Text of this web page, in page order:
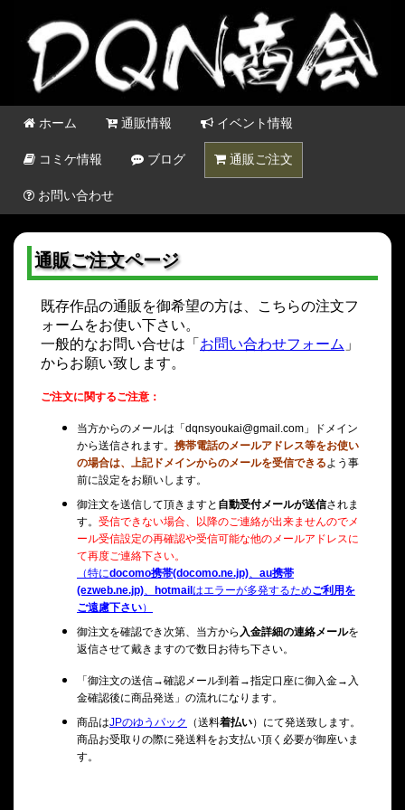
ホーム 通販情報 イベント情報
コミケ情報 ブログ 通販ご注文
お問い合わせ
通販ご注文ページ
既存作品の通販を御希望の方は、こちらの注文フ
ォームをお使い下さい。
一般的なお問い合せは「 お問い合わせフォーム 」
からお願い致します。
ご注文に関するご注意：
当方からのメールは「dqnsyoukai@gmail.com」
ドメイン
から送信されます。 携帯電話のメールアドレス等をお使い
の場合は、上記ドメインからのメールを受信できるよう事
前に設定をお願いします。
御注文を送信して頂きますと 自動受付メールが送信されま
す。 受信できない場合、以降のご連絡が出来ませんのでメ
ール受信設定の再確認や受信可能な他のメールアドレスに
て再度ご連絡下さい。
（特にdocomo携帯(docomo.ne.jp)、 au携帯
(ezweb.ne.jp)、 hotmail はエラーが多発するためご利用を
ご遠慮下さい）
御注文を確認でき次第、当方から 入金詳細の連絡メールを
返信させて戴きますので数日お待ち下さい。
「御注文の送信→確認メール到着→指定口座に御入金→入
金確認後に商品発送」の流れになります。
商品はJPのゆうパック （送料着払い）にて発送致します。
商品お受取りの際に発送料をお支払い頂く必要が御座いま
す。